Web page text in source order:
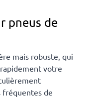
pneus de
mais robuste, qui
votre
fréquentes de